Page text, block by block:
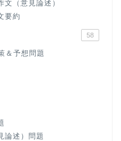
（意見論述）
要約
58
＆予想問題
論述）問題